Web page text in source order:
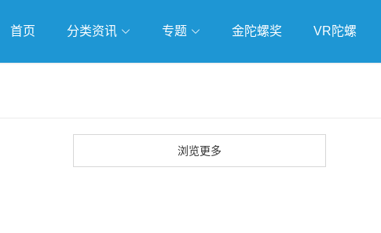
首页 分类资讯 专题 金陀螺奖 VR陀螺
浏览更多